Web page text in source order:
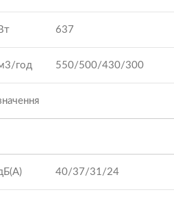
637
год 550/500/430/300
40/37/31/24